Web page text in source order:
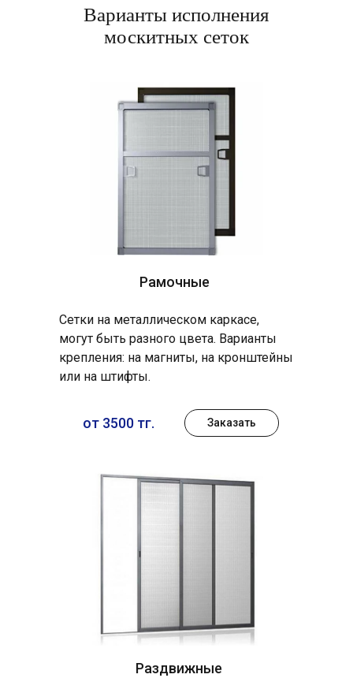
Варианты исполнения
москитных сеток
Рамочные
Раздвижные
Сетки на металлическом каркасе,
могут быть разного цвета. Варианты
крепления: на магниты, на кронштейны
или на штифты.
от 3500 тг. Заказать